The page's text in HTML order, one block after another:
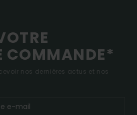
COMMANDE*
nos dernières actus et nos